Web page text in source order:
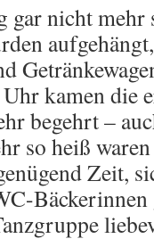
gar nicht
kamen die
begehrt –
so heiß
Zeit,
Bäckerinnen